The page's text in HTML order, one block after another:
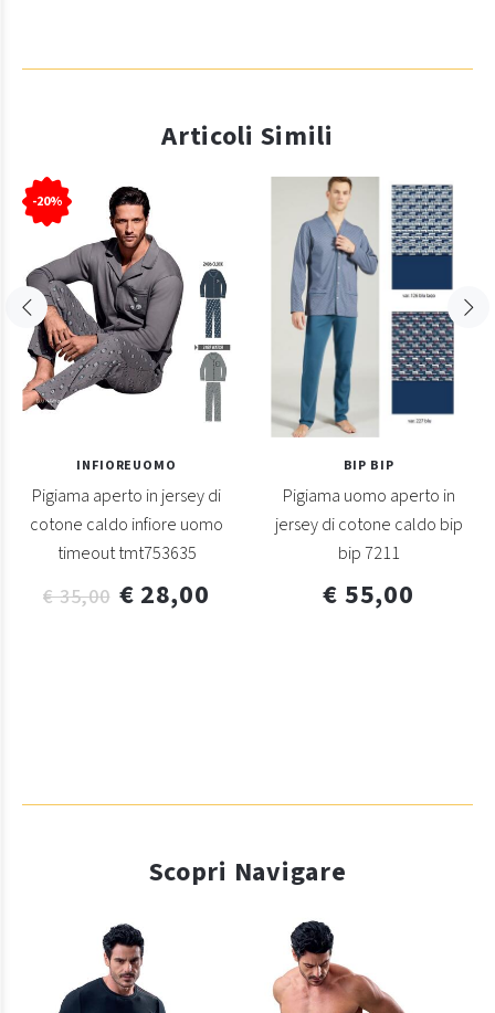
Articoli Simili
-20%
INFIOREUOMO
Pigiama aperto in jersey di
cotone caldo infiore uomo
timeout tmt753635
€ 35,00 € 28,00
BIP BIP
Pigiama uomo aperto in
jersey di cotone caldo bip
bip 7211
€ 55,00
Scopri Navigare